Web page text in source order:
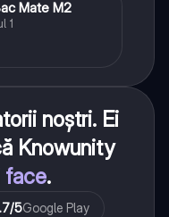
Mate M2
1
noștri. Ei
Knowunity
face.
/5Google Play